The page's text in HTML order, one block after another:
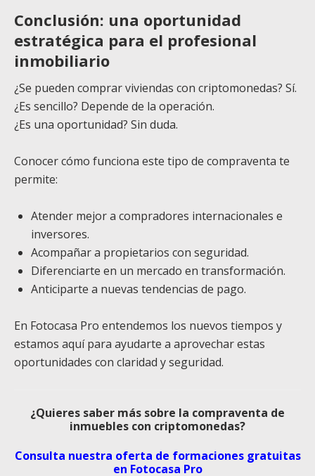
Conclusión: una oportunidad
estratégica para el profesional
inmobiliario
¿Se pueden comprar viviendas con criptomonedas? Sí.
¿Es sencillo? Depende de la operación.
¿Es una oportunidad? Sin duda.
Conocer cómo funciona este tipo de compraventa te
permite:
Atender mejor a compradores internacionales e
inversores.
Acompañar a propietarios con seguridad.
Diferenciarte en un mercado en transformación.
Anticiparte a nuevas tendencias de pago.
En Fotocasa Pro entendemos los nuevos tiempos y
estamos aquí para ayudarte a aprovechar estas
oportunidades con claridad y seguridad.
¿Quieres saber más sobre la compraventa de
inmuebles con criptomonedas?
Consulta nuestra oferta de formaciones gratuitas
en Fotocasa Pro